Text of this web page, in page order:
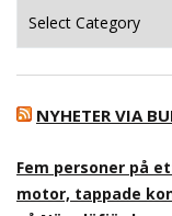
NYHETER VIA
Fem personer på
motor, tappade